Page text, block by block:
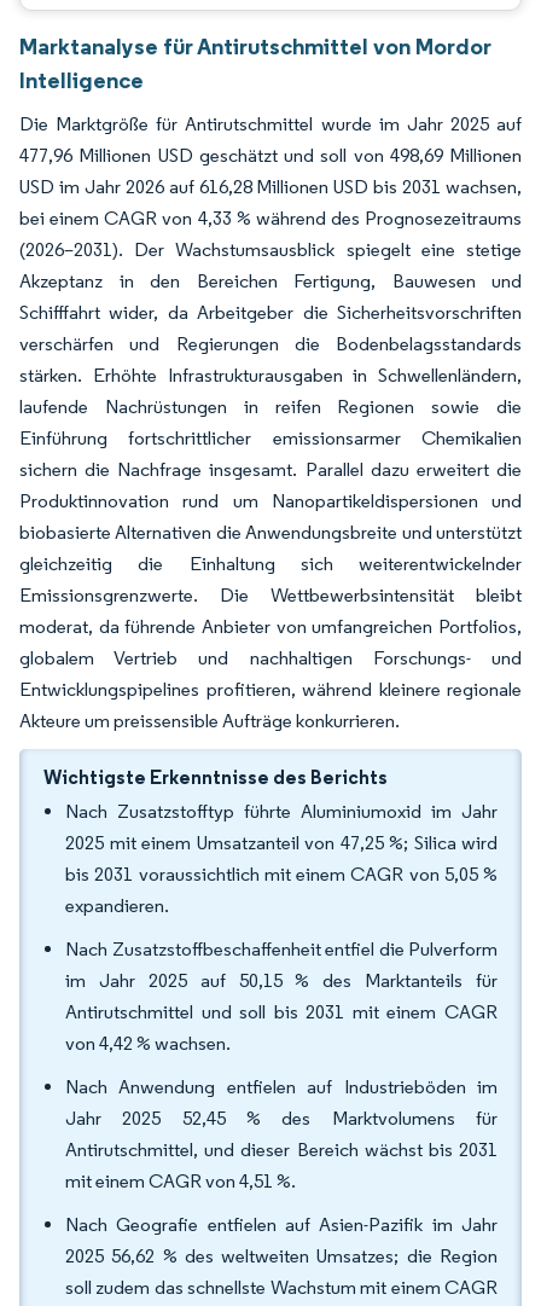
Marktanalyse für Antirutschmittel von Mordor
Intelligence
Die Marktgröße für Antirutschmittel wurde im Jahr 2025 auf
477,96 Millionen USD geschätzt und soll von 498,69 Millionen
USD im Jahr 2026 auf 616,28 Millionen USD bis 2031 wachsen,
bei einem CAGR von 4,33 % während des Prognosezeitraums
(2026–2031). Der Wachstumsausblick spiegelt eine stetige
Akzeptanz in den Bereichen Fertigung, Bauwesen und
Schifffahrt wider, da Arbeitgeber die Sicherheitsvorschriften
verschärfen und Regierungen die Bodenbelagsstandards
stärken. Erhöhte Infrastrukturausgaben in Schwellenländern,
laufende Nachrüstungen in reifen Regionen sowie die
Einführung fortschrittlicher emissionsarmer Chemikalien
sichern die Nachfrage insgesamt. Parallel dazu erweitert die
Produktinnovation rund um Nanopartikeldispersionen und
biobasierte Alternativen die Anwendungsbreite und unterstützt
gleichzeitig die Einhaltung sich weiterentwickelnder
Emissionsgrenzwerte. Die Wettbewerbsintensität bleibt
moderat, da führende Anbieter von umfangreichen Portfolios,
globalem Vertrieb und nachhaltigen Forschungs- und
Entwicklungspipelines profitieren, während kleinere regionale
Akteure um preissensible Aufträge konkurrieren.
Wichtigste Erkenntnisse des Berichts
Nach Zusatzstofftyp führte Aluminiumoxid im Jahr
2025 mit einem Umsatzanteil von 47,25 %; Silica wird
bis 2031 voraussichtlich mit einem CAGR von 5,05 %
expandieren.
Nach Zusatzstoffbeschaffenheit entfiel die Pulverform
im Jahr 2025 auf 50,15 % des Marktanteils für
Antirutschmittel und soll bis 2031 mit einem CAGR
von 4,42 % wachsen.
Nach Anwendung entfielen auf Industrieböden im
Jahr 2025 52,45 % des Marktvolumens für
Antirutschmittel, und dieser Bereich wächst bis 2031
mit einem CAGR von 4,51 %.
Nach Geografie entfielen auf Asien-Pazifik im Jahr
2025 56,62 % des weltweiten Umsatzes; die Region
soll zudem das schnellste Wachstum mit einem CAGR